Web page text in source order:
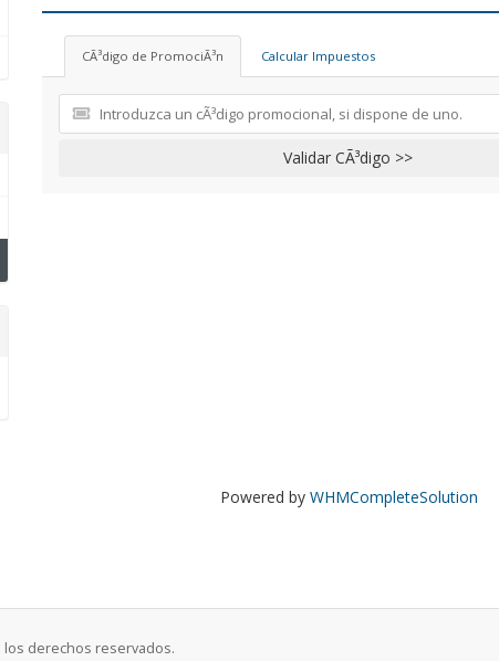
CÃ³digo de PromociÃ³n Calcular Impuestos
Validar CÃ³digo >>
Powered by WHMCompleteSolution
los derechos reservados.